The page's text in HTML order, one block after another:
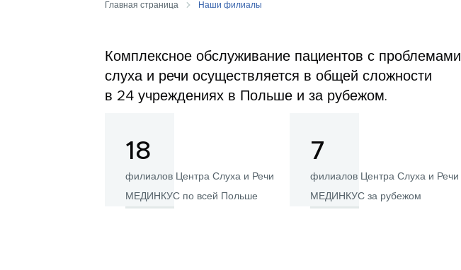
Главная страница Наши филиалы
Комплексное обслуживание пациентов с проблемами
слуха и речи осуществляется в общей сложности
в 24 учреждениях в Польше и за рубежом.
18
филиалов Центра Слуха и Речи
МЕДИНКУС по всей Польше
7
филиалов Центра Слуха и Речи
МЕДИНКУС за рубежом